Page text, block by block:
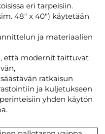
eri tarpeisiin.
48" x 40") käytetään
ja materiaalien
että modernit taittuvat
ratkaisun
ja kuljetukseen
yhden käytön